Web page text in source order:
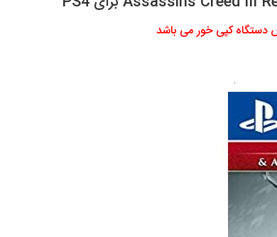
کپی خور می باشد